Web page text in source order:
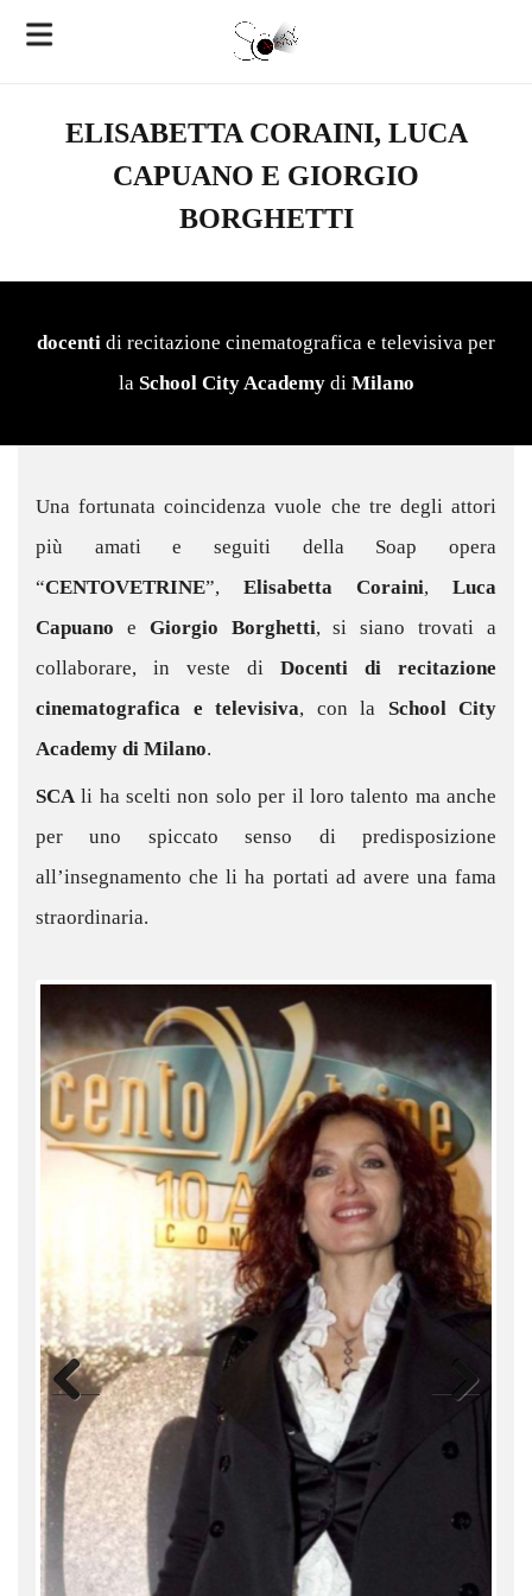
ELISABETTA CORAINI, LUCA
CAPUANO E GIORGIO
BORGHETTI
docenti di recitazione cinematografica e televisiva per
la School City Academydi Milano
Una fortunata coincidenza vuole che tre degli attori
più amati e seguiti della Soap opera
“CENTOVETRINE”, Elisabetta Coraini, Luca
Capuano e Giorgio Borghetti, si siano trovati a
collaborare, in veste di Docenti di recitazione
cinematografica e televisiva, con la School City
Academy di Milano.
SCA li ha scelti non solo per il loro talento ma anche
per uno spiccato senso di predisposizione
all’insegnamento che li ha portati ad avere una fama
straordinaria.
Previ
ous